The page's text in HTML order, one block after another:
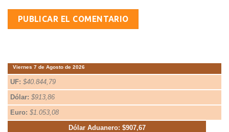
Viernes 7 de Agosto de 2026
UF: $40.844,79
Dólar: $913,86
Euro: $1.053,08
Dólar Aduanero: $907,67